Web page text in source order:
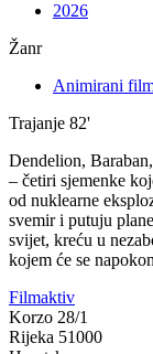
2026
Žanr
Animirani
Trajanje 82'
Dendelion,
– četiri sjemenke
od nuklearne
svemir i putuju
svijet, kreću u
kojem će se
Filmaktiv
Korzo 28/1
Rijeka 51000